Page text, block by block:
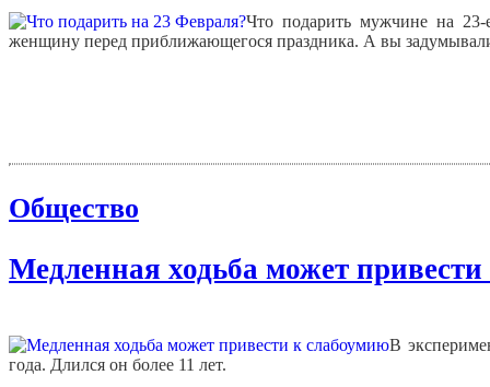
Что подарить мужчине на
женщину перед приближающегося праздника. А вы
Общество
Медленная ходьба может
В
года. Длился он более 11 лет.